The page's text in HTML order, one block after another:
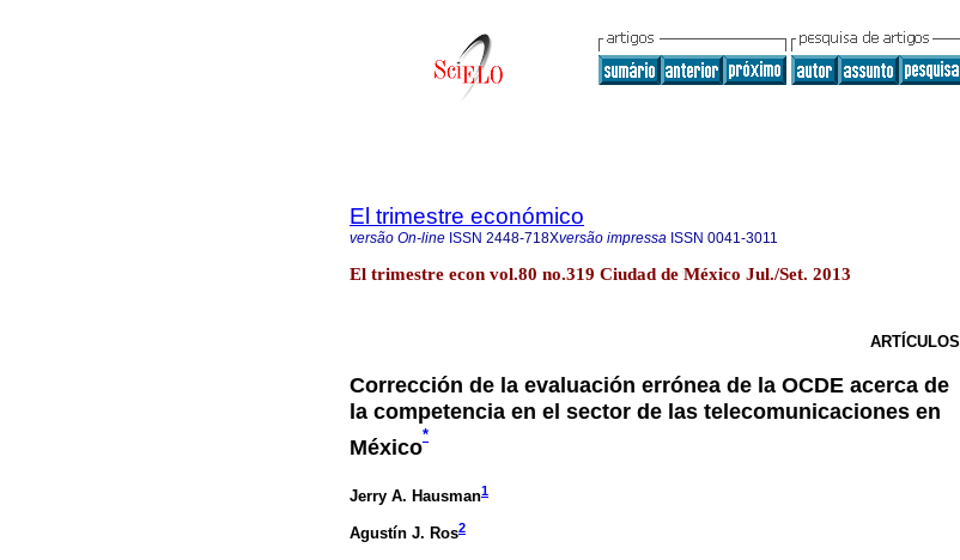
El trimestre económico
versão On-line ISSN 2448-718Xversão impressa ISSN 0041-3011
El trimestre econ vol.80 no.319 Ciudad de México Jul./Set. 2013
ARTÍCULOS
Corrección de la evaluación errónea de la OCDE acerca de
la competencia en el sector de las telecomunicaciones en
México
*
Jerry A. Hausman1
Agustín J. Ros2